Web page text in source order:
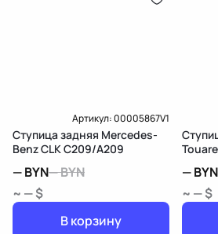
Артикул:00005867V1
Ступица задняя Mercedes-
Benz CLK C209/A209
—BYN—BYN
~ — $
В корзину
—BYN
~ — $